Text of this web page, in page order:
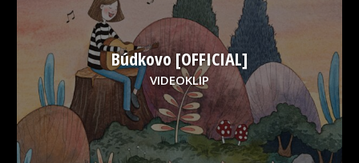
Búdkovo [OFFICIAL]
VIDEOKLIP